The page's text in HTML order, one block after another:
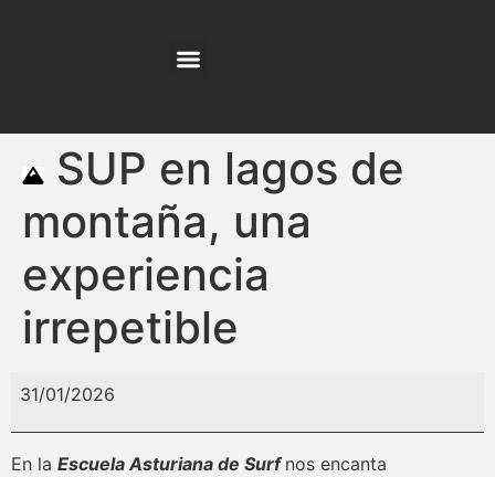
SUP en lagos de
montaña, una
experiencia
irrepetible
31/01/2026
En la Escuela Asturiana de Surf nos encanta